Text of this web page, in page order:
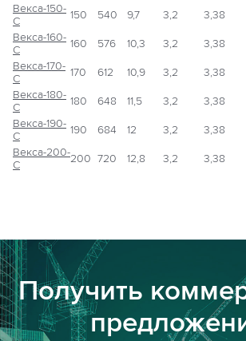
Векса-150-
С
150 540 9,7 3,2 3,38
Векса-160-
С
160 576 10,3 3,2 3,38
Векса-170-
С
170 612 10,9 3,2 3,38
Векса-180-
С
180 648 11,5 3,2 3,38
Векса-190-
С
190 684 12 3,2 3,38
Векса-200-
С
200 720 12,8 3,2 3,38
Получить